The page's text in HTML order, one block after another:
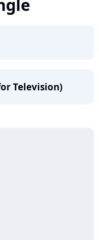
Television)